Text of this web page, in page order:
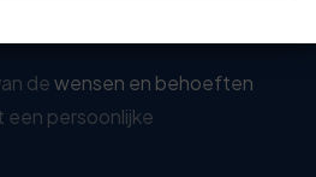
dewensen en behoeften
een persoonlijke